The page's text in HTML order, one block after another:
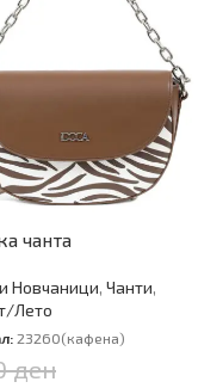
чанта
Новчаници, Чанти,
Лето
23260(кафена)
ден